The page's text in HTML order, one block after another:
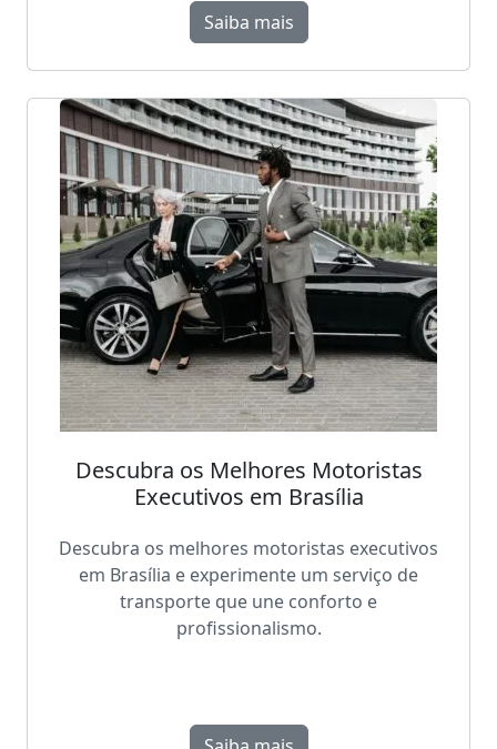
Saiba mais
Descubra os Melhores Motoristas
Executivos em Brasília
Descubra os melhores motoristas executivos
em Brasília e experimente um serviço de
transporte que une conforto e
profissionalismo.